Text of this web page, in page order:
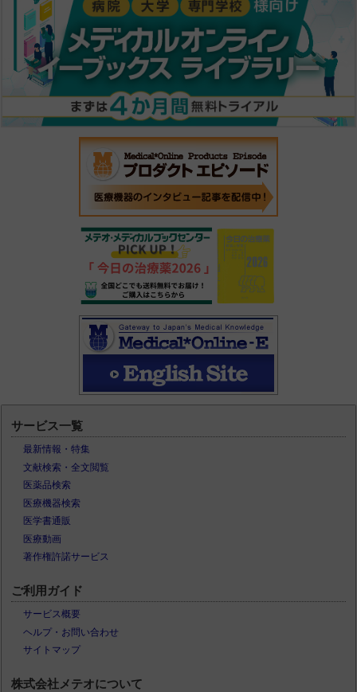
サービス一覧
最新情報・特集
文献検索・全文閲覧
医薬品検索
医療機器検索
医学書通販
医療動画
著作権許諾サービス
ご利用ガイド
サービス概要
ヘルプ・お問い合わせ
サイトマップ
株式会社メテオについて